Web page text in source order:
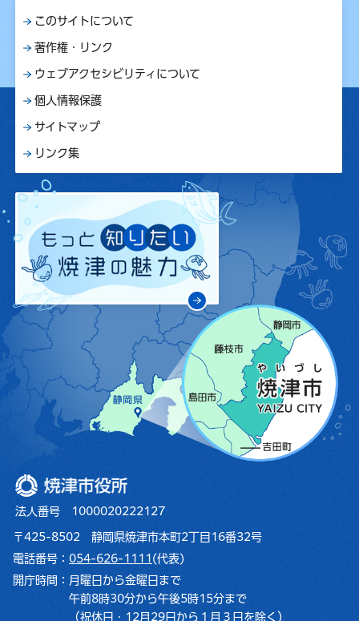
このサイトについて
著作権・リンク
ウェブアクセシビリティについて
個人情報保護
サイトマップ
リンク集
焼津市役所
法人番号 1000020222127
〒425-8502 静岡県焼津市本町2丁目16番32号
電話番号： 054-626-1111 (代表)
開庁時間： 月曜日から金曜日まで
午前8時30分から午後5時15分まで
（祝休日・12月29日から１月３日を除く）